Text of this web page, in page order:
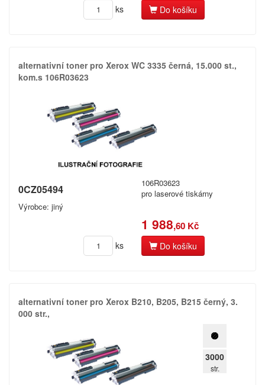
ks Do košíku
alternativní toner pro Xerox WC 3335 černá,​ 15.​000 st.​,​
kom.​s 106R03623
0CZ05494
Výrobce: jiný
106R03623
pro laserové tiskárny
1 988,60 Kč
ks Do košíku
alternativní toner pro Xerox B210,​ B205,​ B215 černý,​ 3.​
000 str.​,​
3000
str.